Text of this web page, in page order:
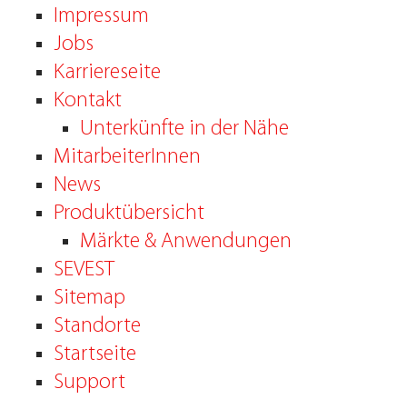
Impressum
Jobs
Karriereseite
Kontakt
Unterkünfte in der Nähe
MitarbeiterInnen
News
Produktübersicht
Märkte & Anwendungen
SEVEST
Sitemap
Standorte
Startseite
Support